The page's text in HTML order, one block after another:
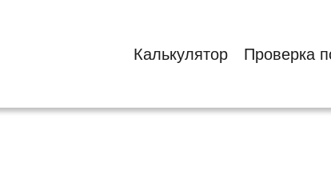
Калькулятор Проверка